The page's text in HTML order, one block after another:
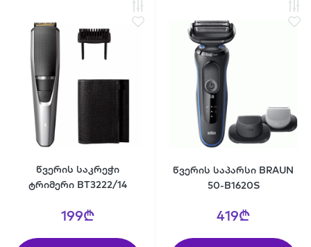
წვერის საკრეჭი
ტრიმერი BT3222/14
199₾
წვერის საპარსი BRAUN
50-B1620S
419₾